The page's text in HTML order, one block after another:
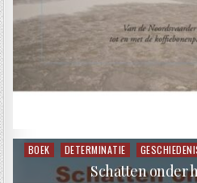
Posted in
BOEK DETERMINATIE
Schatten onder